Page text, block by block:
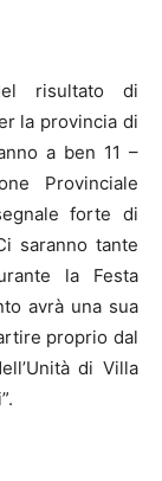
risultato di
la provincia di
a ben 11 –
Provinciale
forte di
saranno tante
la Festa
avrà una sua
proprio dal
di Villa